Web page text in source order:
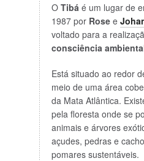
O Tibá é um lugar de
1987 por Rosee
voltado para a
consciência
Está situado ao redor
meio de uma área
da Mata Atlântica.
pela floresta onde se
animais e árvores
açudes, pedras e
pomares sustentáveis.